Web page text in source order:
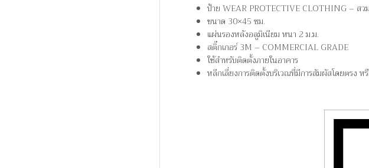
ป้าย WEAR PROTECTIVE CLOTHING – สว
ขนาด 30×45 ซม.
แผ่นรองหลังอลูมิเนียม หนา 2 ม.ม.
สติ๊กเกอร์ 3M – COMMERCIAL GRADE
ใช้สำหรับติดตั้งภายในอาคาร
หลีกเลี่ยงการติดตั้งบริเวณที่มีการสัมผัสโดยตรง หรื